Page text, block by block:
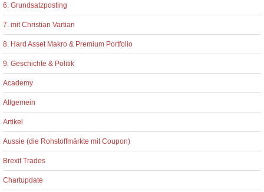
6. Grundsatzposting
7. mit Christian Vartian
8. Hard Asset Makro & Premium Portfolio
9. Geschichte & Politik
Academy
Allgemein
Artikel
Aussie (die Rohstoffmärkte mit Coupon)
Brexit Trades
Chartupdate